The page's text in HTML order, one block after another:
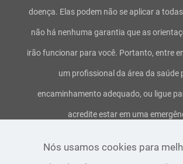
doença. Elas podem não se aplicar a
não há nenhuma garantia que as
irão funcionar para você. Portanto, entre
um profissional da área da saúde
encaminhamento adequado, ou ligue
acredite estar em uma
Termos de uso e serviço -Política de
Nós usamos cookies para